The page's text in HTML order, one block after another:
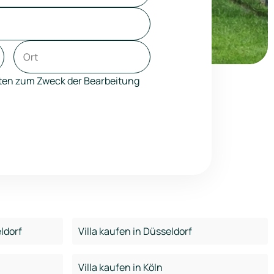
zum Zweck der Bearbeitung
Villa kaufen in Düsseldorf
Villa kaufen in Köln